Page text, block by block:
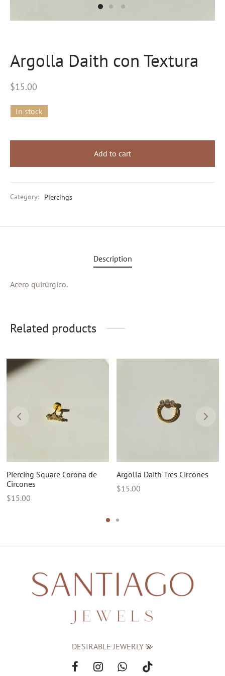
Argolla Daith con Textura
$15.00
In stock
Add to cart
Category: Piercings
Description
Acero quirúrgico.
Related products
Piercing Square Corona de
Circones
$15.00
Argolla Daith Tres Circones
$15.00
DESIRABLE JEWERLY 💫
Editions